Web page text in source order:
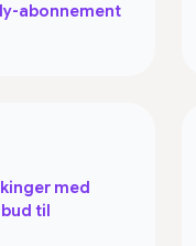
abonnement
med
til